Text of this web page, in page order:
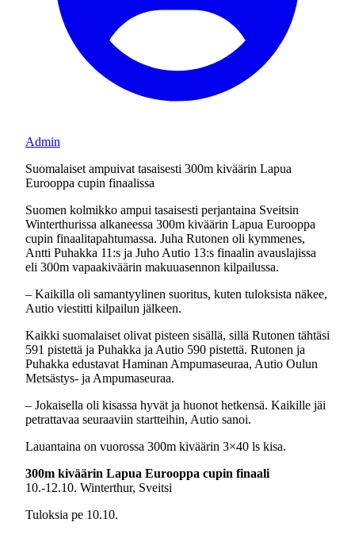
Admin
Suomalaiset ampuivat tasaisesti 300m kiväärin Lapua
Eurooppa cupin finaalissa
Suomen kolmikko ampui tasaisesti perjantaina Sveitsin
Winterthurissa alkaneessa 300m kiväärin Lapua Eurooppa
cupin finaalitapahtumassa. Juha Rutonen oli kymmenes,
Antti Puhakka 11:s ja Juho Autio 13:s finaalin avauslajissa
eli 300m vapaakiväärin makuuasennon kilpailussa.
– Kaikilla oli samantyylinen suoritus, kuten tuloksista näkee,
Autio viestitti kilpailun jälkeen.
Kaikki suomalaiset olivat pisteen sisällä, sillä Rutonen tähtäsi
591 pistettä ja Puhakka ja Autio 590 pistettä. Rutonen ja
Puhakka edustavat Haminan Ampumaseuraa, Autio Oulun
Metsästys- ja Ampumaseuraa.
– Jokaisella oli kisassa hyvät ja huonot hetkensä. Kaikille jäi
petrattavaa seuraaviin startteihin, Autio sanoi.
Lauantaina on vuorossa 300m kiväärin 3×40 ls kisa.
300m kiväärin Lapua Eurooppa cupin finaali
10.-12.10. Winterthur, Sveitsi
Tuloksia pe 10.10.